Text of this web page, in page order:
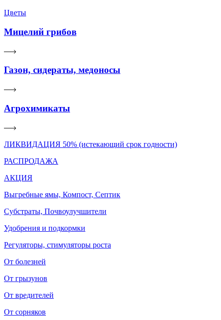
Цветы
Мицелий грибов
Газон, сидераты, медоносы
Агрохимикаты
ЛИКВИДАЦИЯ 50% (истекающий срок годности)
РАСПРОДАЖА
АКЦИЯ
Выгребные ямы, Компост, Септик
Субстраты, Почвоулучшители
Удобрения и подкормки
Регуляторы, стимуляторы роста
От болезней
От грызунов
От вредителей
От сорняков